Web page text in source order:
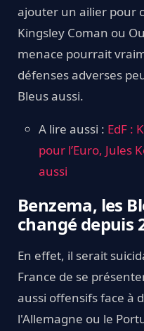
ajouter un ailier pour
Kingsley Coman ou
menace pourrait
défenses adverses
Bleus aussi.
A lire aussi : EdF :
pour l’Euro, Jules
aussi
Benzema, les
changé depuis
En effet, il serait
France de se
aussi offensifs face à
l'Allemagne ou le